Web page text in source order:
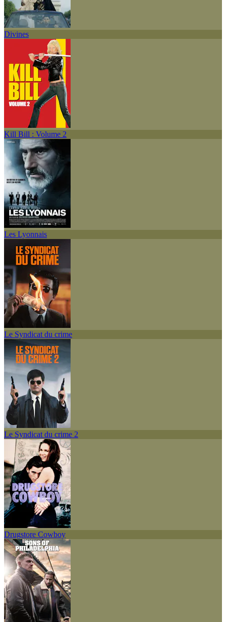
Divines
Kill Bill : Volume 2
Les Lyonnais
Le Syndicat du crime
Le Syndicat du crime 2
Drugstore Cowboy